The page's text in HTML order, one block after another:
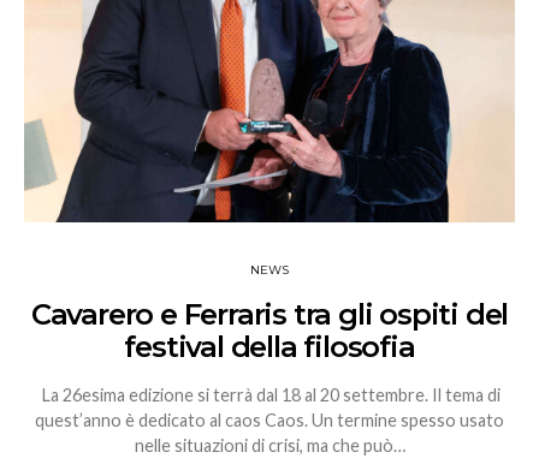
NEWS
Cavarero e Ferraris tra gli ospiti del
festival della filosofia
La 26esima edizione si terrà dal 18 al 20 settembre. Il tema di
quest’anno è dedicato al caos Caos. Un termine spesso usato
nelle situazioni di crisi, ma che può…